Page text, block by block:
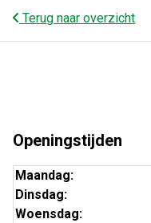
Terug naar overzicht
Openingstijden
Maandag:
Dinsdag:
Woensdag: